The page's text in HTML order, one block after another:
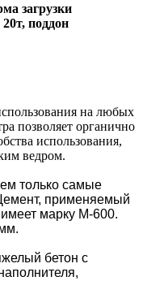
загрузки
20т, поддон
на любых
позволяет органично
использования,
ведром.
только самые
применяемый
марку М-600.
бетон с